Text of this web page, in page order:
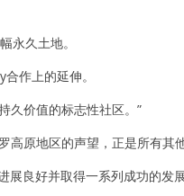
永久土地。
作上的延伸。
久价值的标志性社区。”
高原地区的声望，正是所有其
良好并取得一系列成功的发